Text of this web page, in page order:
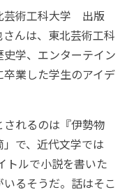
芸術工科大学 出版
んは、東北芸術工科
学、エンターテイン
業した学生のアイデ
れるのは『伊勢物
で、近代文学では
トルで小説を書いた
るそうだ。話はそこ